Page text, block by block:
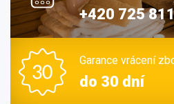
+420 725
Garance vrácení
do 30 dní